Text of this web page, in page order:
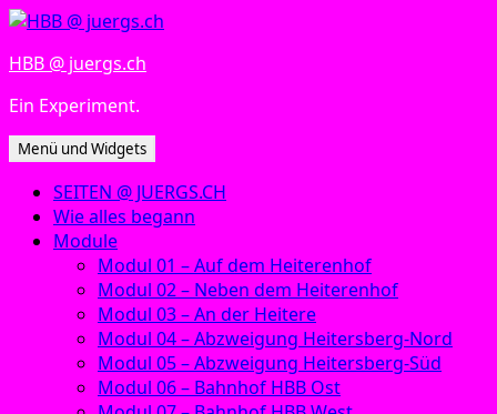
Zum
springen
HBB @ juergs.ch
Ein Experiment.
Menü und Widgets
SEITEN @ JUERGS.CH
Wie alles begann
Module
Modul 01 – Auf dem Heiterenhof
Modul 02 – Neben dem Heiterenhof
Modul 03 – An der Heitere
Modul 04 – Abzweigung Heitersberg-Nord
Modul 05 – Abzweigung Heitersberg-Süd
Modul 06 – Bahnhof HBB Ost